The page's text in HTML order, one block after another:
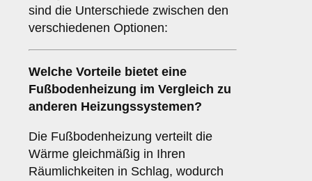
sind die Unterschiede zwischen den
verschiedenen Optionen:
Welche Vorteile bietet eine
Fußbodenheizung im Vergleich zu
anderen Heizungssystemen?
Die Fußbodenheizung verteilt die
Wärme gleichmäßig in Ihren
Räumlichkeiten in Schlag, wodurch